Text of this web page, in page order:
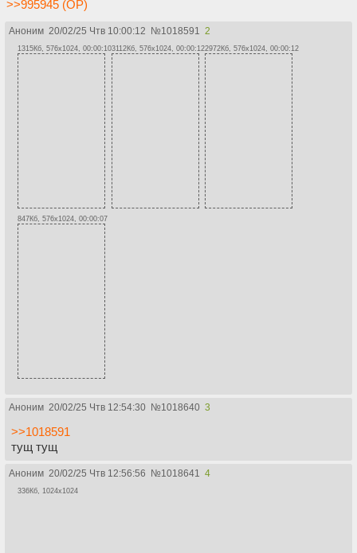
>>995945 (OP)
Аноним 20/02/25 Чтв 10:00:12 №1018591 2
1315Кб, 576x1024, 00:00:103112Кб, 576x1024, 00:00:122972Кб, 576x1024, 00:00:12
847Кб, 576x1024, 00:00:07
Аноним 20/02/25 Чтв 12:54:30 №1018640 3
>>1018591
тущ тущ
Аноним 20/02/25 Чтв 12:56:56 №1018641 4
336Кб, 1024x1024